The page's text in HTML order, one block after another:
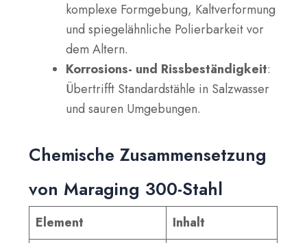
komplexe Formgebung, Kaltverformung
und spiegelähnliche Polierbarkeit vor
dem Altern.
Korrosions- und Rissbeständigkeit:
Übertrifft Standardstähle in Salzwasser
und sauren Umgebungen.
Chemische Zusammensetzung
von Maraging 300-Stahl
Element
Inhalt